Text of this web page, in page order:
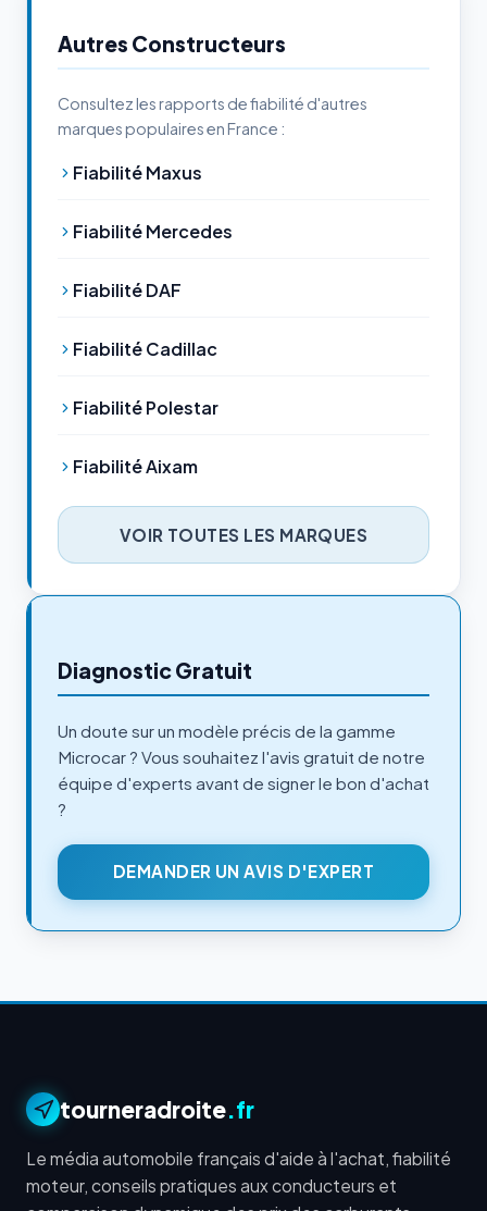
Autres Constructeurs
Consultez les rapports de fiabilité d'autres
marques populaires en France :
Fiabilité Maxus
Fiabilité Mercedes
Fiabilité DAF
Fiabilité Cadillac
Fiabilité Polestar
Fiabilité Aixam
VOIR TOUTES LES MARQUES
Diagnostic Gratuit
Un doute sur un modèle précis de la gamme
Microcar ? Vous souhaitez l'avis gratuit de notre
équipe d'experts avant de signer le bon d'achat
?
DEMANDER UN AVIS D'EXPERT
tourneradroite.fr
Le média automobile français d'aide à l'achat, fiabilité
moteur, conseils pratiques aux conducteurs et